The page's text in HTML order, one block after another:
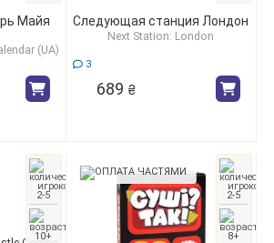
Майя
(UA)
Следующая станция Лондон
Next Station: London
3
689 ₴
2-5
10+
2-5
8+